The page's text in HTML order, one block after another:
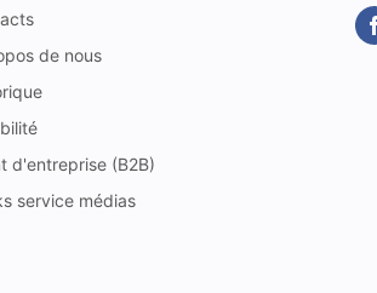
de nous
d'entreprise (B2B)
service médias